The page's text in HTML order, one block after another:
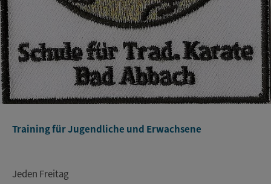
Training für Jugendliche und Erwachsene
Jeden Freitag